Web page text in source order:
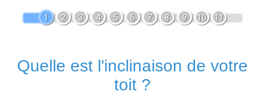
1 2 3 4 5 6 7 8 9 10 11
Quelle est l'inclinaison de votre
toit ?